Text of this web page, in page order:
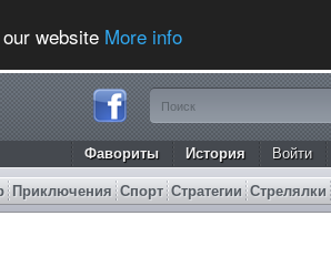
website More info
Фавориты История Войти
Приключения Спорт Стратегии Стрелялки